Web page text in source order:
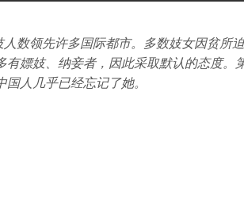
数领先许多国际都市。多数妓女因贫所
嫖妓、纳妾者，因此采取默认的态度。
人几乎已经忘记了她。